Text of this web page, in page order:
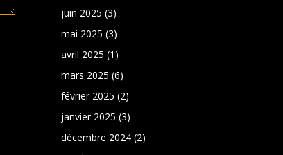
juin 2025 (3)
mai 2025 (3)
avril 2025 (1)
mars 2025 (6)
février 2025 (2)
janvier 2025 (3)
décembre 2024 (2)